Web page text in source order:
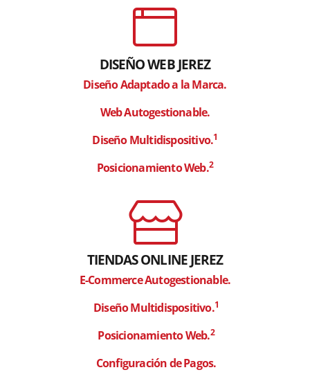
DISEÑO WEB JEREZ
Diseño Adaptado a la Marca.
Web Autogestionable.
Diseño Multidispositivo.1
Posicionamiento Web.2
TIENDAS ONLINE JEREZ
E-Commerce Autogestionable.
Diseño Multidispositivo.1
Posicionamiento Web.2
Configuración de Pagos.
Diseño web Jerez